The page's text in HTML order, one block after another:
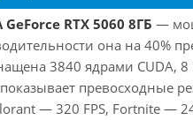
RTX 5060 8ГБ —
она на 40%
3840 ядрами CUDA, 8
превосходные
— 320 FPS, Fortnite —